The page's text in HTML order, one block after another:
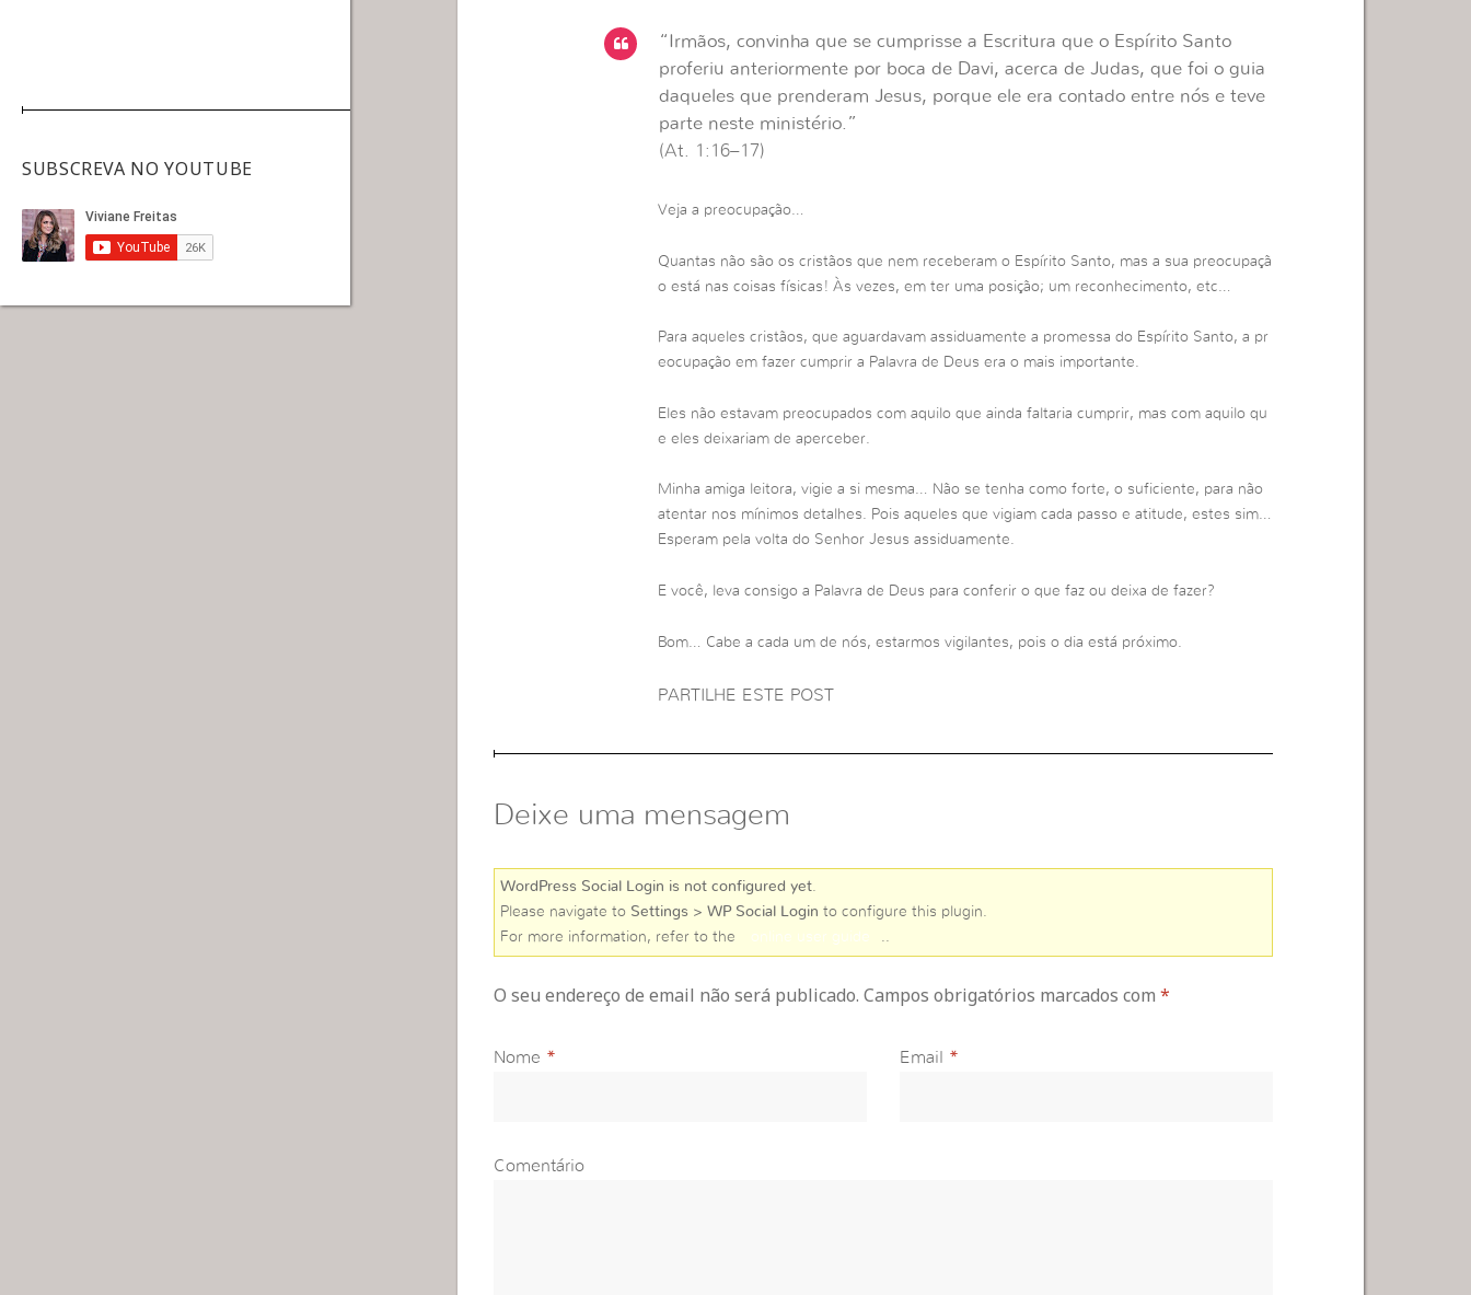
SUBSCREVA NO YOUTUBE
“Irmãos, convinha que se cumprisse a Escritura que o Espírito Santo
proferiu anteriormente por boca de Davi, acerca de Judas, que foi o guia
daqueles que prenderam Jesus, porque ele era contado entre nós e teve
parte neste ministério.”
(At. 1:16–17)
Veja a preocupação…
Quantas não são os cristãos que nem receberam o Espírito Santo, mas a sua preocupaçã
o está nas coisas físicas! Às vezes, em ter uma posição; um reconhecimento, etc…
Para aqueles cristãos, que aguardavam assiduamente a promessa do Espírito Santo, a pr
eocupação em fazer cumprir a Palavra de Deus era o mais importante.
Eles não estavam preocupados com aquilo que ainda faltaria cumprir, mas com aquilo qu
e eles deixariam de aperceber.
Minha amiga leitora, vigie a si mesma… Não se tenha como forte, o suficiente, para não
atentar nos mínimos detalhes. Pois aqueles que vigiam cada passo e atitude, estes sim…
Esperam pela volta do Senhor Jesus assiduamente.
E você, leva consigo a Palavra de Deus para conferir o que faz ou deixa de fazer?
Bom… Cabe a cada um de nós, estarmos vigilantes, pois o dia está próximo.
PARTILHE ESTE POST
Deixe uma mensagem
WordPress Social Login is not configured yet.
Please navigate to Settings > WP Social Login to configure this plugin.
For more information, refer to the
online user guide
O seu endereço de email não será publicado. Campos obrigatórios marcados com *
Nome * Email *
Comentário